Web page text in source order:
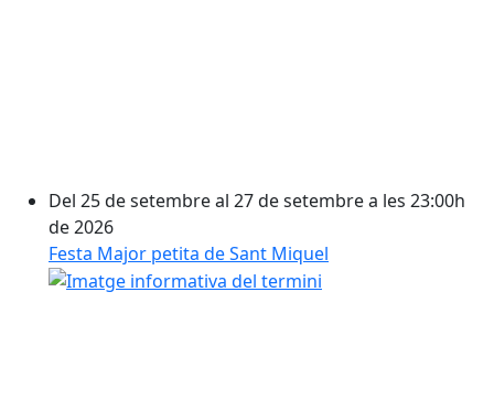
Del 25 de setembre al 27 de setembre a les 23:00h
de 2026
Festa Major petita de Sant Miquel